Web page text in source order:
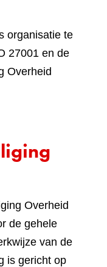
organisatie te
27001 en de
Overheid
Overheid
de gehele
van de
is gericht op